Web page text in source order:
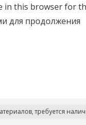
in this browser for
для продолжения
требуется